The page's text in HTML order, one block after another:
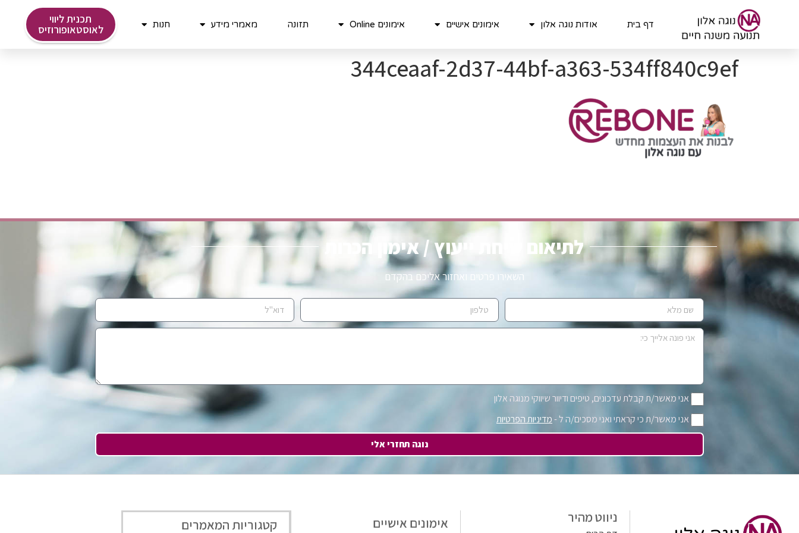
דף בית אודות נוגה אלון אימונים אישיים אימונים Online תזונה מאמרי מידע חנות תכנית ליווי
לאוסטאופורוזיס
344ceaaf-2d37-44bf-a363-534ff840c9ef
לתיאום שיחת ייעוץ / אימון הכרות
השאירו פרטים ואחזור אליכם בהקדם
אני מאשר/ת קבלת עדכונים, טיפים ודיוור שיווקי מנוגה אלון
אני מאשר/ת כי קראתי ואני מסכים/ה ל -מדיניות הפרטיות
נוגה תחזרי אלי
ניווט מהיר אימונים אישיים קטגוריות המאמרים